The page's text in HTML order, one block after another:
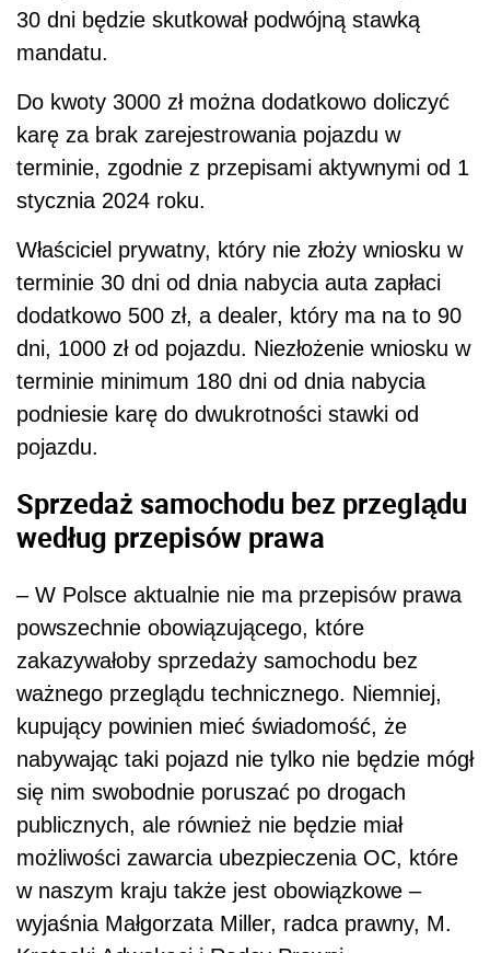
30 dni będzie skutkował podwójną stawką
mandatu.
Do kwoty 3000 zł można dodatkowo doliczyć
karę za brak zarejestrowania pojazdu w
terminie, zgodnie z przepisami aktywnymi od 1
stycznia 2024 roku.
Właściciel prywatny, który nie złoży wniosku w
terminie 30 dni od dnia nabycia auta zapłaci
dodatkowo 500 zł, a dealer, który ma na to 90
dni, 1000 zł od pojazdu. Niezłożenie wniosku w
terminie minimum 180 dni od dnia nabycia
podniesie karę do dwukrotności stawki od
pojazdu.
Sprzedaż samochodu bez przeglądu
według przepisów prawa
– W Polsce aktualnie nie ma przepisów prawa
powszechnie obowiązującego, które
zakazywałoby sprzedaży samochodu bez
ważnego przeglądu technicznego. Niemniej,
kupujący powinien mieć świadomość, że
nabywając taki pojazd nie tylko nie będzie mógł
się nim swobodnie poruszać po drogach
publicznych, ale również nie będzie miał
możliwości zawarcia ubezpieczenia OC, które
w naszym kraju także jest obowiązkowe –
wyjaśnia Małgorzata Miller, radca prawny, M.